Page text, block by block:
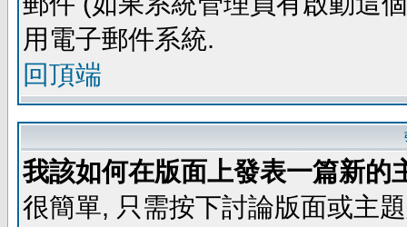
用電子郵件系統.
回頂端
我該如何在版面上發表一篇新的
很簡單, 只需按下討論版面或主